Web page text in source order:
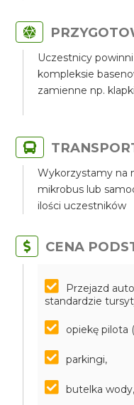
Uczestnicy
kompleksie
zamienne np.
Wykorzystamy na
mikrobus lub
ilości uczestników
CENA
Przejazd
standardzie
opiekę pilota
parkingi,
butelka wody,